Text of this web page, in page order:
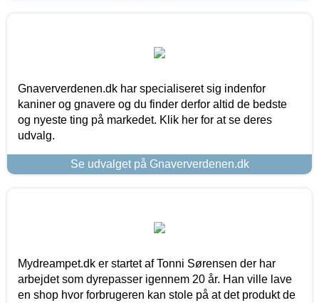
Gnaververdenen.dk har specialiseret sig indenfor
kaniner og gnavere og du finder derfor altid de bedste
og nyeste ting på markedet. Klik her for at se deres
udvalg.
Se udvalget på Gnaververdenen.dk
Mydreampet.dk er startet af Tonni Sørensen der har
arbejdet som dyrepasser igennem 20 år. Han ville lave
en shop hvor forbrugeren kan stole på at det produkt de